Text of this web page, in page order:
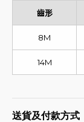
齒形
8M
14M
送貨及付款方式